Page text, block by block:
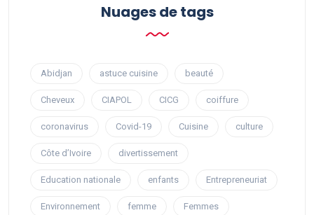
Nuages ​​de tags
Abidjan astuce cuisine beauté
Cheveux CIAPOL CICG coiffure
coronavirus Covid-19 Cuisine culture
Côte d’Ivoire divertissement
Education nationale enfants Entrepreneuriat
Environnement femme Femmes